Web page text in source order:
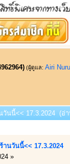
(ผู้ดูแล: Airi
วันนี้<< 17.3.2024 (อ่
านวันนี้<< 17.3.2024
»